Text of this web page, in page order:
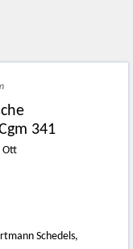
341
Ott
Schedels,